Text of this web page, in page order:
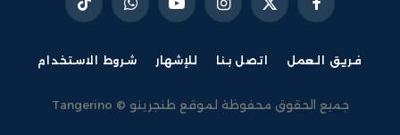
فيسبوكX
(Twitter)
الانستغراميوتيوب واتساب تيكتوك
فريق العمل اتصل بنا للإشهار شروط الاستخدام
جميع الحقوق محفوظة لموقع طنجرينو © Tangerino